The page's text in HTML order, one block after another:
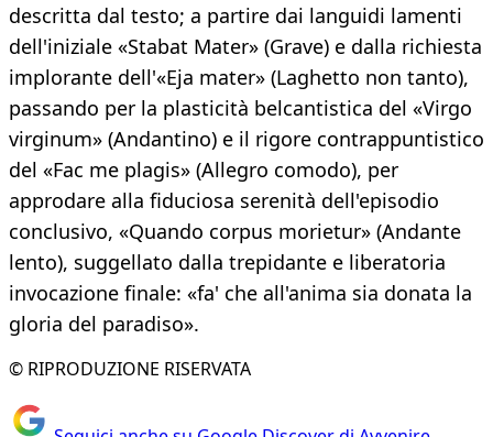
descritta dal testo; a partire dai languidi lamenti
dell'iniziale «Stabat Mater» (Grave) e dalla richiesta
implorante dell'«Eja mater» (Laghetto non tanto),
passando per la plasticità belcantistica del «Virgo
virginum» (Andantino) e il rigore contrappuntistico
del «Fac me plagis» (Allegro comodo), per
approdare alla fiduciosa serenità dell'episodio
conclusivo, «Quando corpus morietur» (Andante
lento), suggellato dalla trepidante e liberatoria
invocazione finale: «fa' che all'anima sia donata la
gloria del paradiso».
© RIPRODUZIONE RISERVATA